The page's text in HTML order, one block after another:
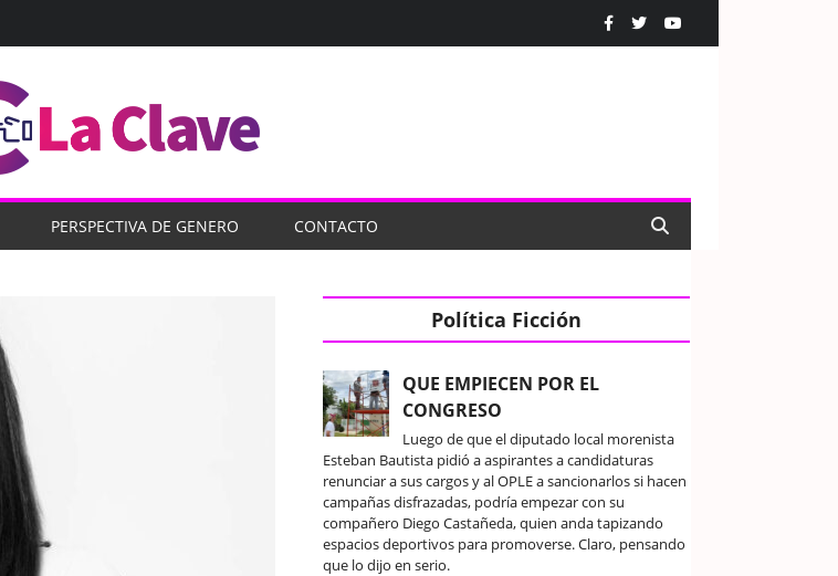
PERSPECTIVA DE GENERO CONTACTO
Política Ficción
QUE EMPIECEN POR EL
CONGRESO
Luego de que el diputado local morenista
Esteban Bautista pidió a aspirantes a candidaturas
renunciar a sus cargos y al OPLE a sancionarlos si hacen
campañas disfrazadas, podría empezar con su
compañero Diego Castañeda, quien anda tapizando
espacios deportivos para promoverse. Claro, pensando
que lo dijo en serio.